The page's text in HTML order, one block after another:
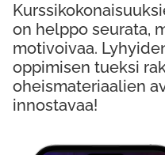
on helppo seurata,
motivoivaa.
oppimisen tueksi
oheismateriaalien
innostavaa!